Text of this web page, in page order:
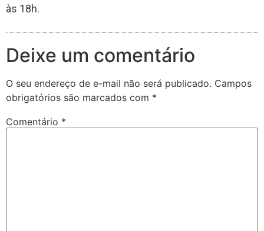
às 18h.
Deixe um comentário
O seu endereço de e-mail não será publicado. Campos
obrigatórios são marcados com *
Comentário *